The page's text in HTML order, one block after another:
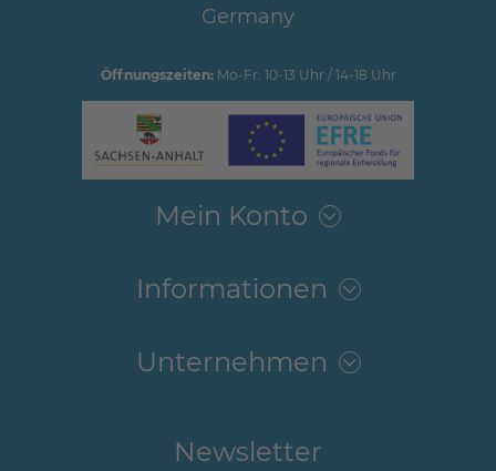
Germany
Öffnungszeiten:Mo-Fr: 10-13 Uhr / 14-18 Uhr
Mein Konto
Informationen
Unternehmen
Newsletter